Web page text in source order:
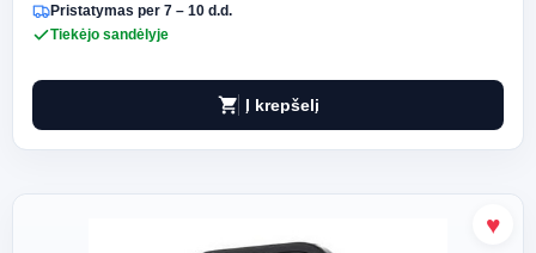
Pristatymas per 7 – 10 d.d.
Tiekėjo sandėlyje
shopping_cart Į krepšelį